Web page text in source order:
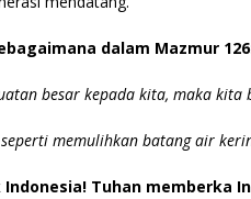
dalam Mazmur
besar kepada kita, maka kita
memulihkan batang air
Tuhan memberka